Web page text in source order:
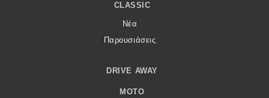
CLASSIC
Νέα
Παρουσιάσεις
DRIVE AWAY
MOTO